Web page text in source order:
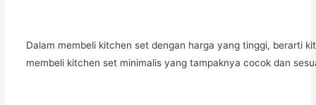
Dalam membeli kitchen set dengan harga yang tinggi, berarti
membeli kitchen set minimalis yang tampaknya cocok dan